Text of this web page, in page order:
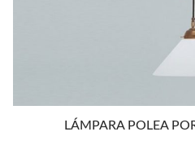
LÁMPARA POLEA